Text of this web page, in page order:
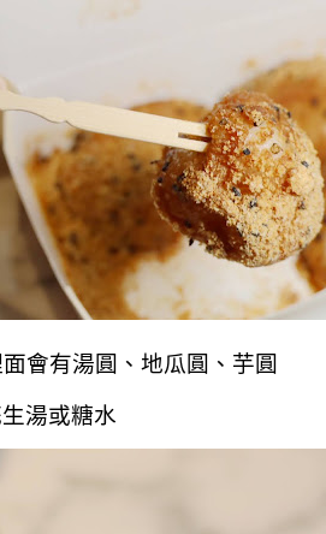
會有湯圓、地瓜圓、芋圓
湯或糖水